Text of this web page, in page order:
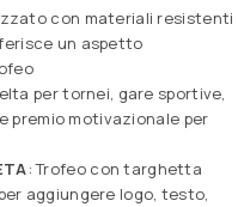
con materiali resistenti
un aspetto
per tornei, gare sportive,
premio motivazionale per
: Trofeo con targhetta
aggiungere logo, testo,